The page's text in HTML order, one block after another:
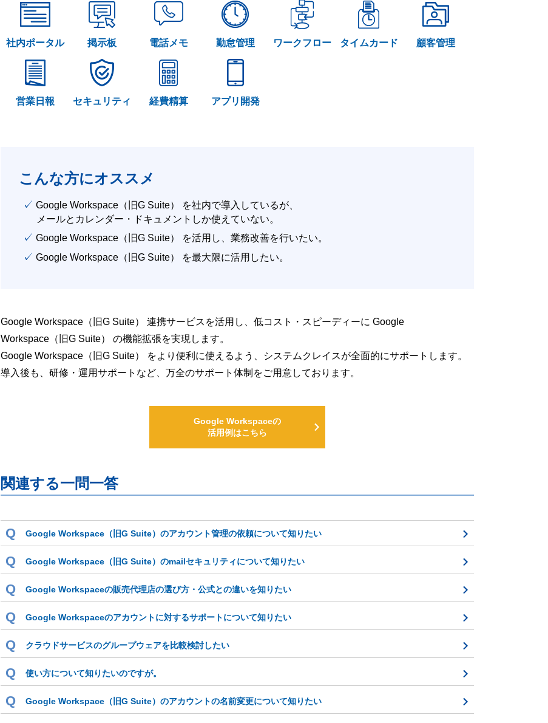
社内ポータル 掲示板 電話メモ 勤怠管理 ワークフロー タイムカード 顧客管理
営業日報 セキュリティ 経費精算 アプリ開発
こんな方にオススメ
✓ Google Workspace（旧G Suite） を社内で導入しているが、
メールとカレンダー・ドキュメントしか使えていない。
✓ Google Workspace（旧G Suite） を活用し、業務改善を行いたい。
✓ Google Workspace（旧G Suite） を最大限に活用したい。
Google Workspace（旧G Suite） 連携サービスを活用し、低コスト・スピーディーに Google
Workspace（旧G Suite） の機能拡張を実現します。
Google Workspace（旧G Suite） をより便利に使えるよう、システムクレイスが全面的にサポートします。
導入後も、研修・運用サポートなど、万全のサポート体制をご用意しております。
Google Workspaceの
活用例はこちら
関連する一問一答
Q Google Workspace（旧G Suite）のアカウント管理の依頼について知りたい
Q Google Workspace（旧G Suite）のmailセキュリティについて知りたい
Q Google Workspaceの販売代理店の選び方・公式との違いを知りたい
Q Google Workspaceのアカウントに対するサポートについて知りたい
Q クラウドサービスのグループウェアを比較検討したい
Q 使い方について知りたいのですが。
Q Google Workspace（旧G Suite）のアカウントの名前変更について知りたい